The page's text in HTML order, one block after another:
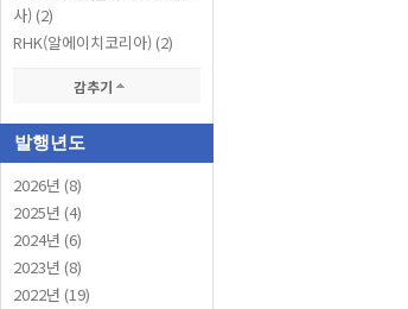
사) (2)
RHK(알에이치코리아) (2)
감추기
발행년도
2026년 (8)
2025년 (4)
2024년 (6)
2023년 (8)
2022년 (19)